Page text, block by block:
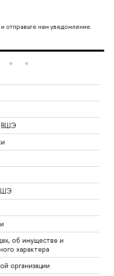
отправьте нам уведомление.
ВШЭ
об имуществе и
характера
организации